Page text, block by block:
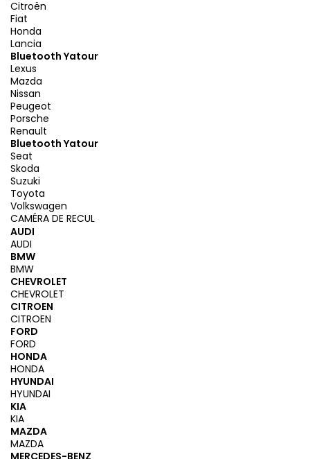
Citroën
Fiat
Honda
Lancia
Bluetooth Yatour
Lexus
Mazda
Nissan
Peugeot
Porsche
Renault
Bluetooth Yatour
Seat
Skoda
Suzuki
Toyota
Volkswagen
CAMÉRA DE RECUL
AUDI
AUDI
BMW
BMW
CHEVROLET
CHEVROLET
CITROEN
CITROEN
FORD
FORD
HONDA
HONDA
HYUNDAI
HYUNDAI
KIA
KIA
MAZDA
MAZDA